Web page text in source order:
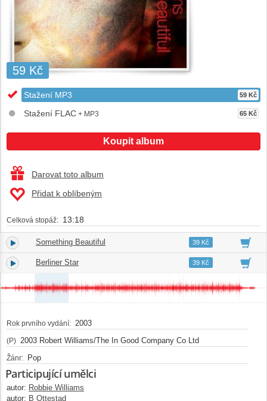
59 Kč
Stažení MP3 59 Kč
Stažení FLAC + MP3 65 Kč
Koupit album
Darovat toto album
Přidat k oblíbeným
Celková stopáž: 13:18
1. Something Beautiful 04:4939 Kč
2. Berliner Star 03:5439 Kč
Rok prvního vydání: 2003
(P) 2003 Robert Williams/The In Good Company Co Ltd
Žánr: Pop
Participující umělci
autor: Robbie Williams
autor: B Ottestad